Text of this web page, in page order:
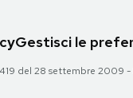
Gestisci le
del 28 settembre 2009 -